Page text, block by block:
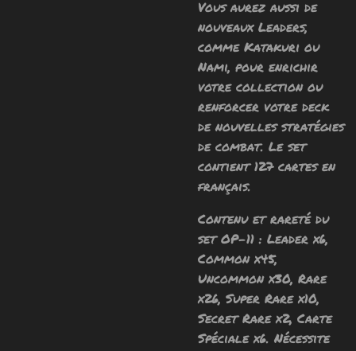
Vous aurez aussi de
nouveaux Leaders,
comme Katakuri ou
Nami, pour enrichir
votre collection ou
renforcer votre deck
de nouvelles stratégies
de combat. Le set
contient 127 cartes en
français.
Contenu et rareté du
set OP-11 : Leader x6,
Common x45,
Uncommon x30, Rare
x26, Super Rare x10,
Secret Rare x2, Carte
Spéciale x6. Nécessite